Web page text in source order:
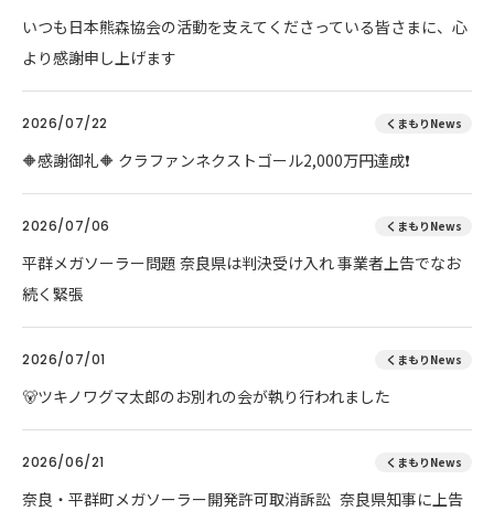
いつも日本熊森協会の活動を支えてくださっている皆さまに、心
より感謝申し上げます
2026/07/22 くまもりNews
🔶感謝御礼🔶 クラファンネクストゴール2,000万円達成❗
2026/07/06 くまもりNews
平群メガソーラー問題 奈良県は判決受け入れ 事業者上告でなお
続く緊張
2026/07/01 くまもりNews
🐻ツキノワグマ太郎のお別れの会が執り行われました
2026/06/21 くまもりNews
奈良・平群町メガソーラー開発許可取消訴訟 奈良県知事に上告